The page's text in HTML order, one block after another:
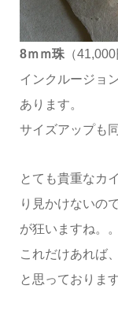
8ｍｍ珠（
インクルージョ
あります。
サイズアップも
とても貴重なカ
り見かけないの
が狂いますね。。
これだけあれば
と思っております